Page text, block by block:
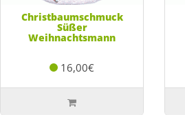
Christbaumschmuck
Süßer
Weihnachtsmann
16,00€